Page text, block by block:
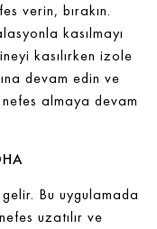
verin, bırakın.
kasılmayı
kasılırken izole
devam edin ve
almaya devam
Bu uygulamada
uzatılır ve